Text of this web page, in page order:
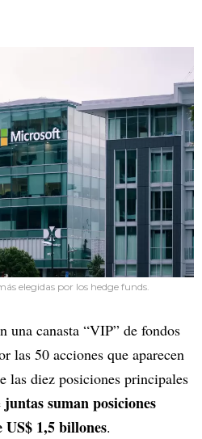
elegidas por los hedge funds.
una canasta “VIP” de fondos
las 50 acciones que aparecen
las diez posiciones principales
juntas suman posiciones
1,5 billones.